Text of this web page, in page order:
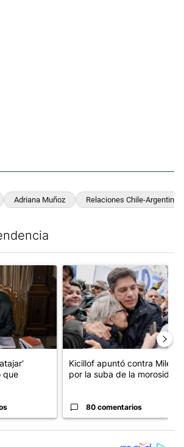
Adriana Muñoz Relaciones Chile-Argentina
con el título "Milei, listo para 'atajar'
que
Un artículo de tendencia con
Kicillof apuntó contra Milei
por la suba de la morosida...
80 comentarios